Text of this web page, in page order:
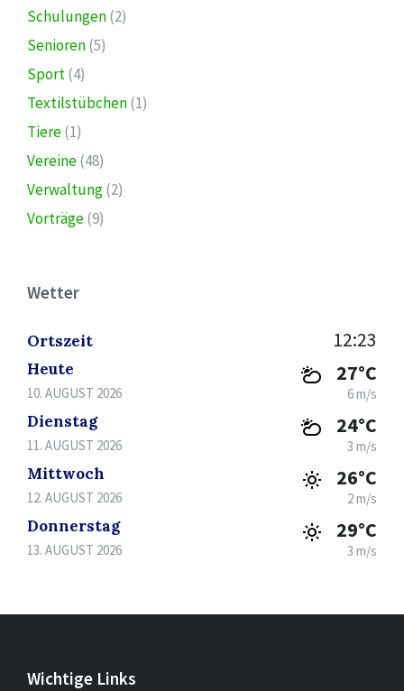
Schulungen(2)
Senioren(5)
Sport(4)
Textilstübchen(1)
Tiere(1)
Vereine(48)
Verwaltung(2)
Vorträge(9)
Wetter
Ortszeit 12:23
Heute
10. AUGUST 2026
27°C
6 m/s
Dienstag
11. AUGUST 2026
24°C
3 m/s
Mittwoch
12. AUGUST 2026
26°C
2 m/s
Donnerstag
13. AUGUST 2026
29°C
3 m/s
Wichtige Links